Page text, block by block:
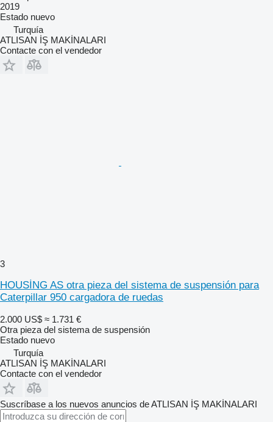
2019
Estado nuevo
Turquía
ATLISAN İŞ MAKİNALARI
Contacte con el vendedor
3
HOUSİNG AS otra pieza del sistema de suspensión para
Caterpillar 950 cargadora de ruedas
2.000 US$ ≈ 1.731 €
Otra pieza del sistema de suspensión
Estado nuevo
Turquía
ATLISAN İŞ MAKİNALARI
Contacte con el vendedor
Suscríbase a los nuevos anuncios de ATLISAN İŞ MAKİNALARI